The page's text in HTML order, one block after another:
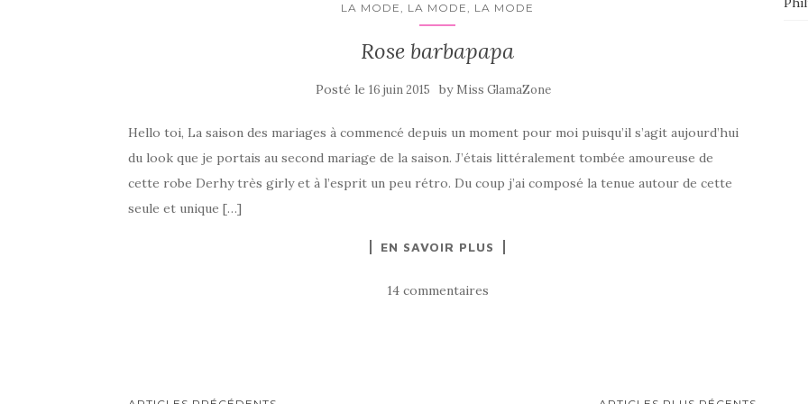
LA MODE, LA MODE, LA MODE
Rose barbapapa
Posté le 16 juin 2015 by Miss GlamaZone
Hello toi, La saison des mariages à commencé depuis un moment pour moi puisqu’il s’agit aujourd’hui
du look que je portais au second mariage de la saison. J’étais littéralement tombée amoureuse de
cette robe Derhy très girly et à l’esprit un peu rétro. Du coup j’ai composé la tenue autour de cette
seule et unique […]
EN SAVOIR PLUS
14 commentaires